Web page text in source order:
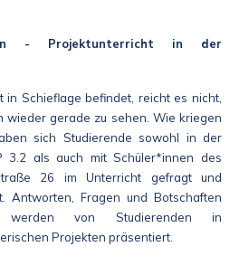
- Projektunterricht in der
in Schieflage befindet, reicht es nicht,
wieder gerade zu sehen. Wie kriegen
sich Studierende sowohl in der
3.2 als auch mit Schüler*innen des
26 im Unterricht gefragt und
Antworten, Fragen und Botschaften
werden von Studierenden in
Projekten präsentiert.